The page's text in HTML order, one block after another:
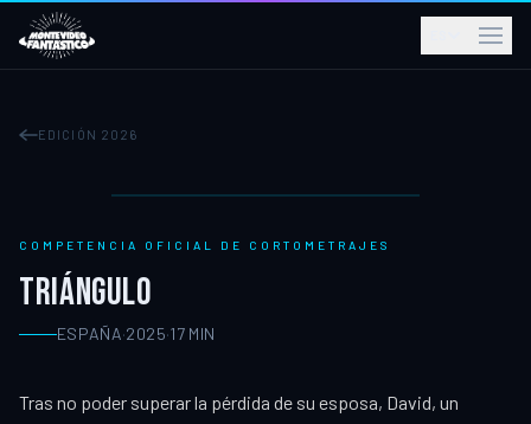
EDICIÓN 2026
COMPETENCIA OFICIAL DE CORTOMETRAJES
TRIÁNGULO
ESPAÑA·2025·17MIN
Tras no poder superar la pérdida de su esposa, David, un